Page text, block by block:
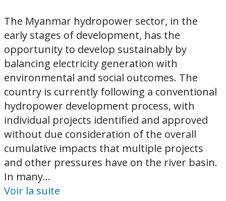
The Myanmar hydropower sector, in the
early stages of development, has the
opportunity to develop sustainably by
balancing electricity generation with
environmental and social outcomes. The
country is currently following a conventional
hydropower development process, with
individual projects identified and approved
without due consideration of the overall
cumulative impacts that multiple projects
and other pressures have on the river basin.
In many...
Voir la suite